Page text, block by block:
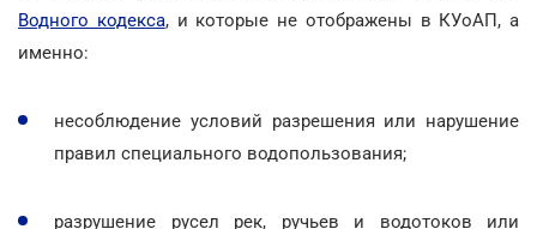
Водного кодекса, и которые не отображены в КУоАП, а
именно:
несоблюдение условий разрешения или нарушение
правил специального водопользования;
разрушение русел рек, ручьев и водотоков или